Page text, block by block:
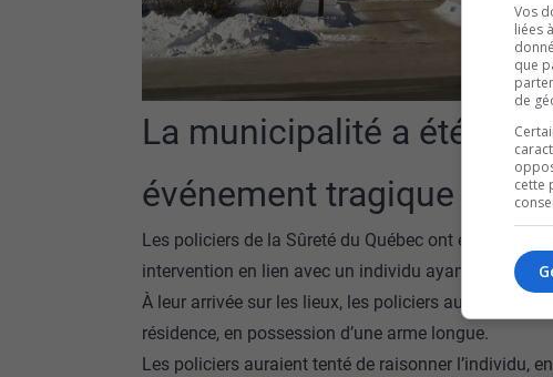
La municipalité a été
événement tragique
Les policiers de la Sûreté du Québec ont été appelés
intervention en lien avec un individu ayant tenu des
À leur arrivée sur les lieux, les policiers auraient
résidence, en possession d’une arme longue.
Les policiers auraient tenté de raisonner l’individu,
Vos
liées
que
de
cette